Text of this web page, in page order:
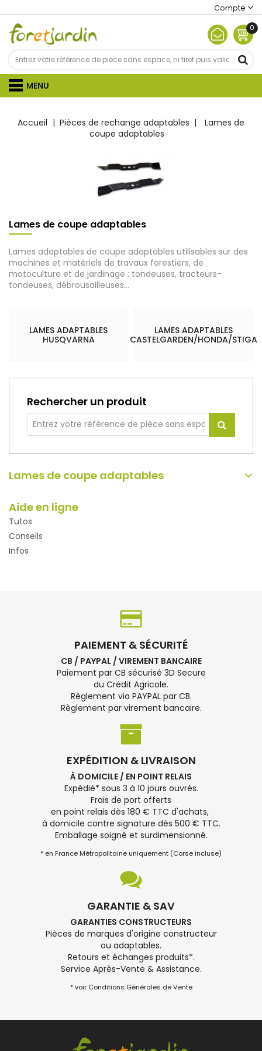
Compte
0
MENU
Accueil Pièces de rechange adaptables
Lames de
coupe adaptables
Lames de coupe adaptables
Lames adaptables de coupe adaptables utilisables sur des
machines et matériels de travaux forestiers, de
motoculture et de jardinage : tondeuses, tracteurs-
tondeuses, débrousailleuses...
LAMES ADAPTABLES
HUSQVARNA
LAMES ADAPTABLES
CASTELGARDEN/HONDA/STIGA
Rechercher un produit
Lames de coupe adaptables
Aide en ligne
Tutos
Conseils
Infos
PAIEMENT & SÉCURITÉ
CB / PAYPAL / VIREMENT BANCAIRE
Paiement par CB sécurisé 3D Secure
du Crédit Agricole.
Règlement via PAYPAL par CB.
Règlement par virement bancaire.
EXPÉDITION & LIVRAISON
À DOMICILE / EN POINT RELAIS
Expédié* sous 3 à 10 jours ouvrés.
Frais de port offerts
en point relais dès 180 € TTC d'achats,
à domicile contre signature dès 500 € TTC.
Emballage soigné et surdimensionné.
* en France Métropolitaine uniquement (Corse incluse)
GARANTIE & SAV
GARANTIES CONSTRUCTEURS
Pièces de marques d'origine constructeur
ou adaptables.
Retours et échanges produits*.
Service Après-Vente & Assistance.
* voir Conditions Générales de Vente